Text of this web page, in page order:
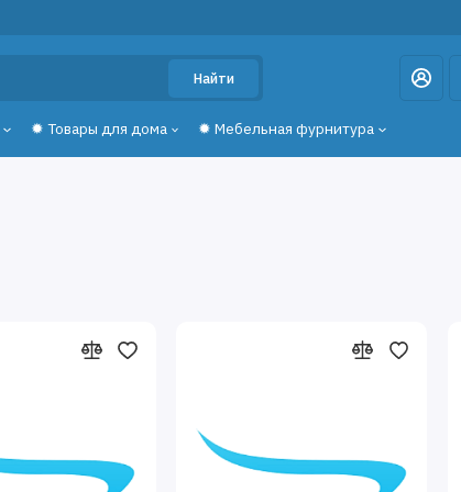
Найти
✹ Товары для дома ✹ Мебельная фурнитура